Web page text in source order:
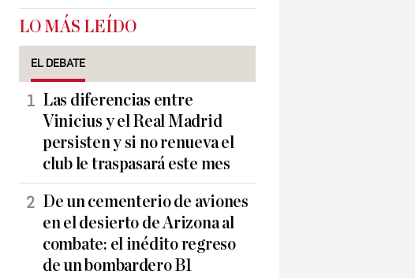
LO MÁS LEÍDO
EL DEBATE
Las diferencias entre
Vinicius y el Real Madrid
persisten y si no renueva el
club le traspasará este mes
De un cementerio de aviones
en el desierto de Arizona al
combate: el inédito regreso
de un bombardero B1